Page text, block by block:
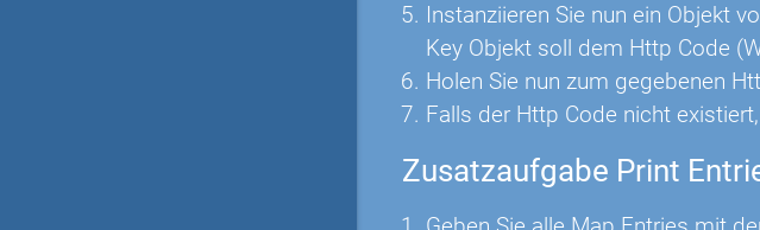
Instanziieren Sie nun ein Objekt
Key Objekt soll dem Http Code
Holen Sie nun zum gegebenen
Falls der Http Code nicht
Zusatzaufgabe Print